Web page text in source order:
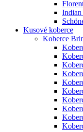
Kusové koberce
Koberce